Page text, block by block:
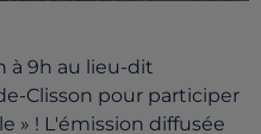
à 9h au lieu-dit
Clisson pour participer
» ! L'émission diffusée